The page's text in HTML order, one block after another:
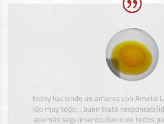
Estoy haciendo un amares con Amelia
ido muy todo… buen trato
además seguimiento diario de todos